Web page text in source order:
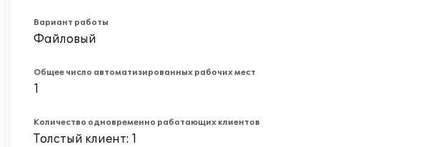
Вариант работы
Файловый
Общее число автоматизированных рабочих мест
1
Количество одновременно работающих клиентов
Толстый клиент: 1